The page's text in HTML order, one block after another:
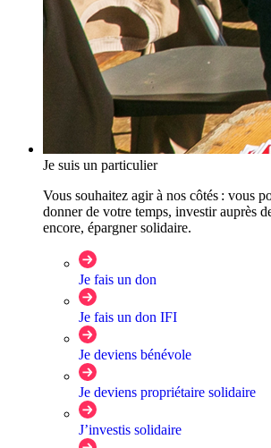
Je suis un particulier
Vous souhaitez agir à nos côtés : vous
donner de votre temps, investir auprès
encore, épargner solidaire.
Je fais un don
Je fais un don IFI
Je deviens bénévole
Je deviens propriétaire solidaire
J’investis solidaire